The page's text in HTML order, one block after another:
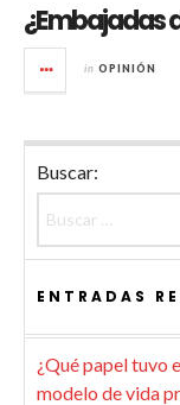
¿Embajadas
in OPINIÓN
Buscar:
ENTRADAS
¿Qué papel tuvo
modelo de vida